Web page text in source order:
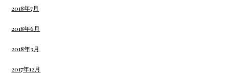
2018年7月
2018年6月
2018年3月
2017年12月